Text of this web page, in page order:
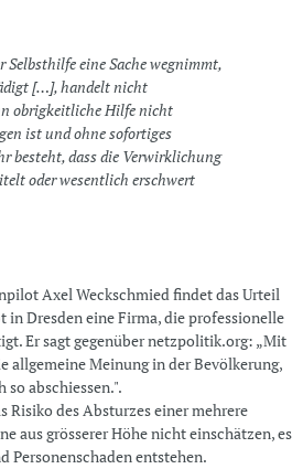
Selbsthilfe eine Sache wegnimmt,
[…], handelt nicht
obrigkeitliche Hilfe nicht
ist und ohne sofortiges
besteht, dass die Verwirklichung
oder wesentlich erschwert
Axel Weckschmied findet das Urteil
in Dresden eine Firma, die professionelle
Er sagt gegenüber netzpolitik.org: „Mit
allgemeine Meinung in der Bevölkerung,
abschiessen.".
Risiko des Absturzes einer mehrere
aus grösserer Höhe nicht einschätzen, es
Personenschaden entstehen.